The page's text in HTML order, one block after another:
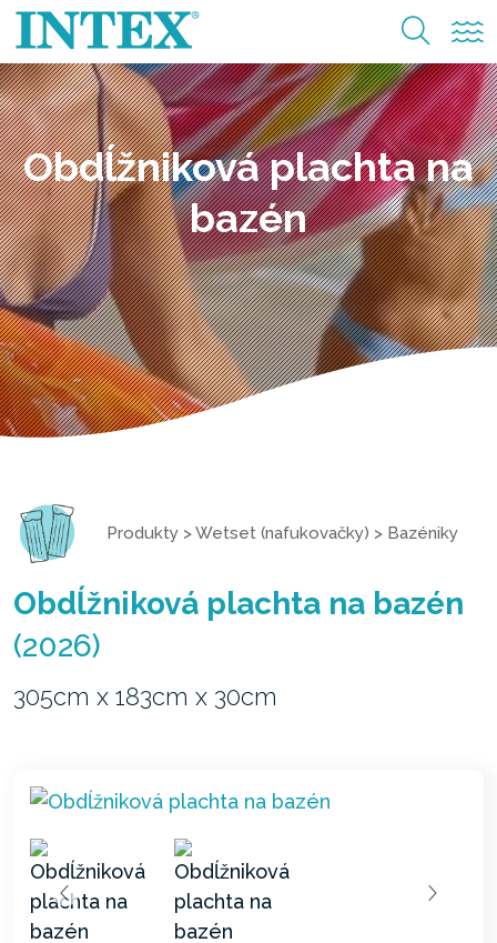
Obdĺžniková plachta na
bazén
Produkty >Wetset (nafukovačky) > Bazéniky
Obdĺžniková plachta na bazén
(2026)
305cm x 183cm x 30cm